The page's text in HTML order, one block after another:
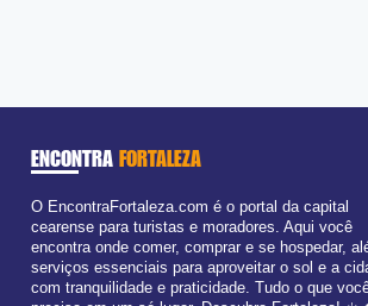
ENCONTRA FORTALEZA
O EncontraFortaleza.com é o portal da capital
cearense para turistas e moradores. Aqui você
encontra onde comer, comprar e se hospedar,
serviços essenciais para aproveitar o sol e a
com tranquilidade e praticidade. Tudo o que